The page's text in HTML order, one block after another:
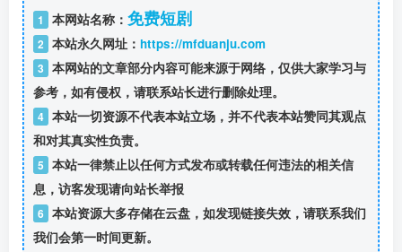
1 本网站名称： 免费短剧
2 本站永久网址： https://mfduanju.com
3 本网站的文章部分内容可能来源于网络，仅供大家学习与
参考，如有侵权，请联系站长进行删除处理。
4 本站一切资源不代表本站立场，并不代表本站赞同其观点
和对其真实性负责。
5 本站一律禁止以任何方式发布或转载任何违法的相关信
息，访客发现请向站长举报
6 本站资源大多存储在云盘，如发现链接失效，请联系我们
我们会第一时间更新。